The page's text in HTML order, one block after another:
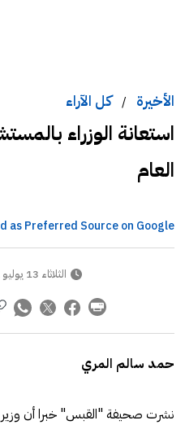
الأخيرة /كل الآراء
استعانة الوزراء
العام
as Preferred Source on Google
الثلاثاء 13 يوليو 2021
حمد سالم المري
نشرت صحيفة "القبس" خبرا أن وزير